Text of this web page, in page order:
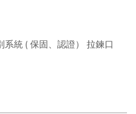
系統 ( 保固、認證） 拉鍊口